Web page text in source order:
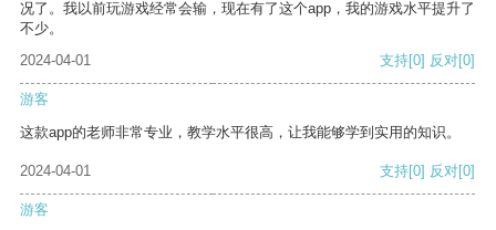
况了。我以前玩游戏经常会输，现在有了这个app，我的游戏水平提升了
不少。
2024-04-01
支持[0] 反对[0]
游客
这款app的老师非常专业，教学水平很高，让我能够学到实用的知识。
2024-04-01 支持[0] 反对[0]
游客